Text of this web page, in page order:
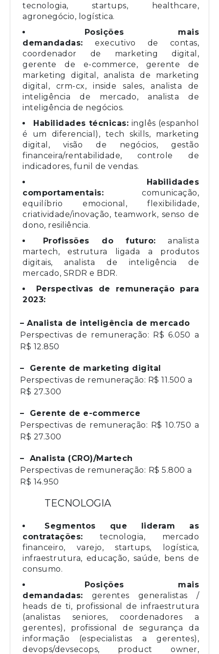
tecnologia, startups, healthcare,
agronegócio, logística.
Posições mais
demandadas:executivo de contas,
coordenador de marketing digital,
gerente de e-commerce, gerente de
marketing digital, analista de marketing
digital, crm-cx, inside sales, analista de
inteligência de mercado, analista de
inteligência de negócios.
Habilidades técnicas: inglês (espanhol
é um diferencial), tech skills, marketing
digital, visão de negócios, gestão
financeira/rentabilidade, controle de
indicadores, funil de vendas.
Habilidades
comportamentais: comunicação,
equilíbrio emocional, flexibilidade,
criatividade/inovação, teamwork, senso de
dono, resiliência.
Profissões do futuro: analista
martech, estrutura ligada a produtos
digitais, analista de inteligência de
mercado, SRDR e BDR.
Perspectivas de remuneração para
2023:
– Analista de inteligência de mercado
Perspectivas de remuneração: R$ 6.050 a
R$ 12.850
– Gerente de marketing digital
Perspectivas de remuneração: R$ 11.500 a
R$ 27.300
– Gerente de e-commerce
Perspectivas de remuneração: R$ 10.750 a
R$ 27.300
– Analista (CRO)/Martech
Perspectivas de remuneração: R$ 5.800 a
R$ 14.950
TECNOLOGIA
Segmentos que lideram as
contratações: tecnologia, mercado
financeiro, varejo, startups, logística,
infraestrutura, educação, saúde, bens de
consumo.
Posições mais
demandadas: gerentes generalistas /
heads de ti, profissional de infraestrutura
(analistas seniores, coordenadores a
gerentes), profissional de segurança da
informação (especialistas a gerentes),
devops/devsecops, product owner,